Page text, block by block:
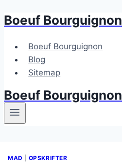
Fortsæt
indhold
Boeuf Bourguignon
Boeuf Bourguignon
Blog
Sitemap
Boeuf Bourguignon
MAD OPSKRIFTER